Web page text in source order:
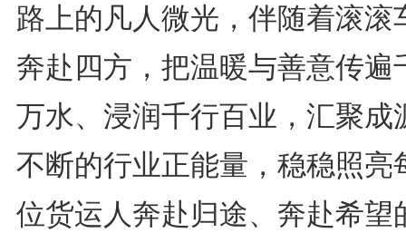
路上的凡人微光，伴随着滚滚
奔赴四方，把温暖与善意传遍
万水、浸润千行百业，汇聚成
不断的行业正能量，稳稳照亮
位货运人奔赴归途、奔赴希望